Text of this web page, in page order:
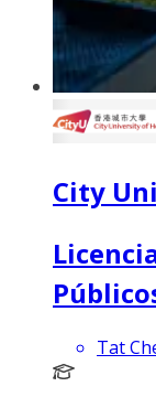
City
Tat